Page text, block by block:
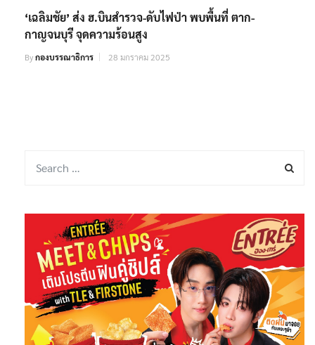
‘เฉลิมชัย’ ส่ง ฮ.บินสำรวจ-ดับไฟป่า พบพื้นที่ ตาก-
กาญจนบุรี จุดความร้อนสูง
Byกองบรรณาธิการ 28 มกราคม 2025